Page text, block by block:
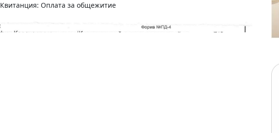
Квитанция: Оплата за общежитие